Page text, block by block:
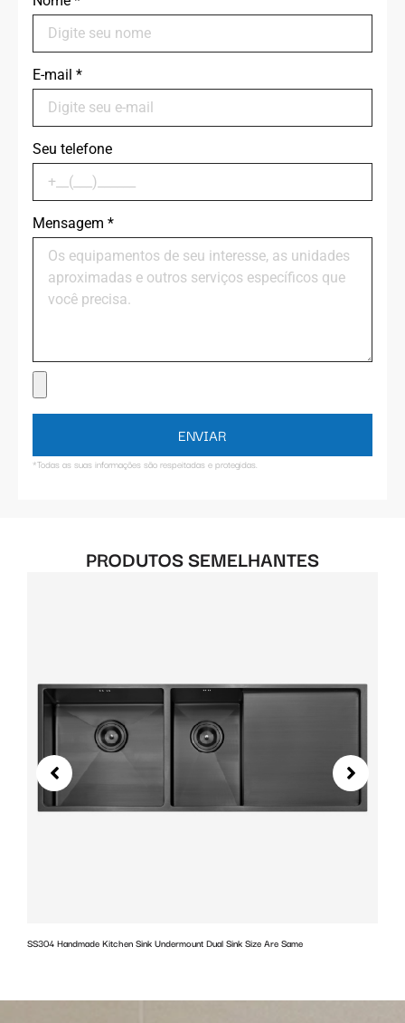
E-mail *
Seu telefone
Mensagem *
ENVIAR
*Todas as suas informações são respeitadas e protegidas.
PRODUTOS SEMELHANTES
SS304 Handmade Kitchen Sink Undermount Dual Sink Size Are Same